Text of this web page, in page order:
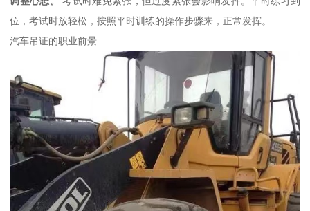
位，考试时放轻松，按照平时训练的操作步骤来，正常发挥。
汽车吊证的职业前景